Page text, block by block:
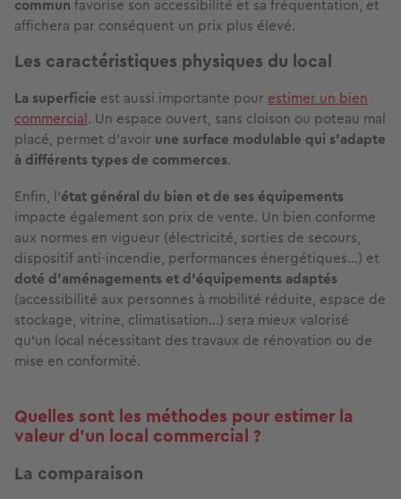
commun favorise son accessibilité et sa fréquentation, et
affichera par conséquent un prix plus élevé.
Les caractéristiques physiques du local
La superficie est aussi importante pour estimer un bien
commercial. Un espace ouvert, sans cloison ou poteau mal
placé, permet d’avoir une surface modulable qui s’adapte
à différents types de commerces.
Enfin, l’état général du bien et de ses équipements
impacte également son prix de vente. Un bien conforme
aux normes en vigueur (électricité, sorties de secours,
dispositif anti-incendie, performances énergétiques…) et
doté d’aménagements et d’équipements adaptés
(accessibilité aux personnes à mobilité réduite, espace de
stockage, vitrine, climatisation…) sera mieux valorisé
qu’un local nécessitant des travaux de rénovation ou de
mise en conformité.
Quelles sont les méthodes pour estimer la
valeur d’un local commercial ?
La comparaison